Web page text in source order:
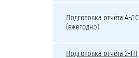
Подготовка отчёта 4-ЛС
(ежегодно)
Подготовка отчёта 2-ТП